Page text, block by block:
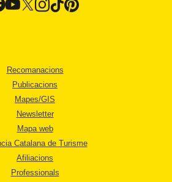
Recomanacions
Publicacions
Mapes/GIS
Newsletter
Mapa web
Catalana de Turisme
Afiliacions
Professionals